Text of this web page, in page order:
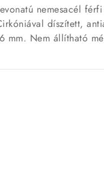
nemesacél
díszített,
mm. Nem állítható